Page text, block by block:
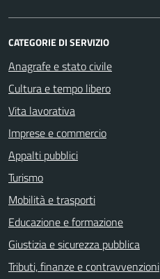
CATEGORIE DI SERVIZIO
Anagrafe e stato civile
Cultura e tempo libero
Vita lavorativa
Imprese e commercio
Appalti pubblici
Turismo
Mobilità e trasporti
Educazione e formazione
Giustizia e sicurezza pubblica
Tributi, finanze e contravvenzioni